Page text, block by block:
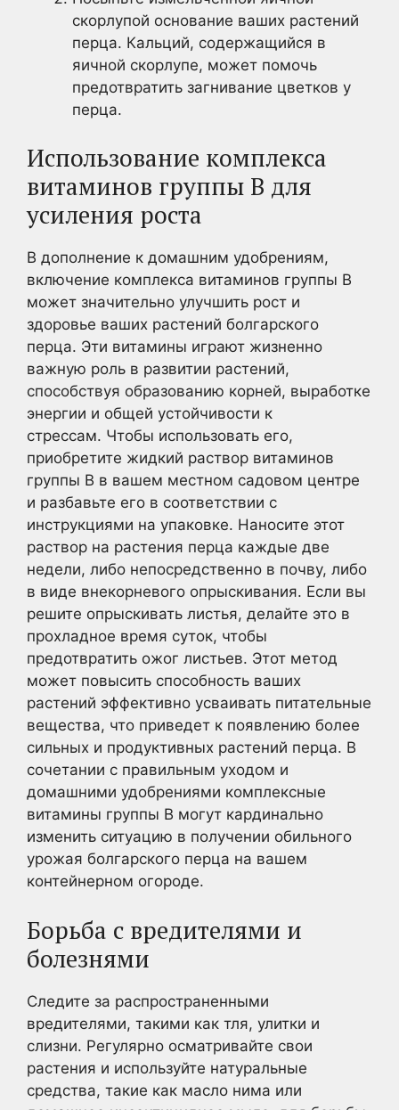
скорлупой основание ваших растений
перца. Кальций, содержащийся в
яичной скорлупе, может помочь
предотвратить загнивание цветков у
перца.
Использование комплекса
витаминов группы В для
усиления роста
В дополнение к домашним удобрениям,
включение комплекса витаминов группы В
может значительно улучшить рост и
здоровье ваших растений болгарского
перца. Эти витамины играют жизненно
важную роль в развитии растений,
способствуя образованию корней, выработке
энергии и общей устойчивости к
стрессам. Чтобы использовать его,
приобретите жидкий раствор витаминов
группы В в вашем местном садовом центре
и разбавьте его в соответствии с
инструкциями на упаковке. Наносите этот
раствор на растения перца каждые две
недели, либо непосредственно в почву, либо
в виде внекорневого опрыскивания. Если вы
решите опрыскивать листья, делайте это в
прохладное время суток, чтобы
предотвратить ожог листьев. Этот метод
может повысить способность ваших
растений эффективно усваивать питательные
вещества, что приведет к появлению более
сильных и продуктивных растений перца. В
сочетании с правильным уходом и
домашними удобрениями комплексные
витамины группы В могут кардинально
изменить ситуацию в получении обильного
урожая болгарского перца на вашем
контейнерном огороде.
Борьба с вредителями и
болезнями
Следите за распространенными
вредителями, такими как тля, улитки и
слизни. Регулярно осматривайте свои
растения и используйте натуральные
средства, такие как масло нима или